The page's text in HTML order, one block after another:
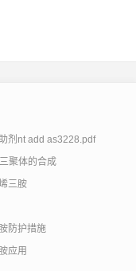
剂nt add as3228.pdf
聚体的合成
三胺
防护措施
应用